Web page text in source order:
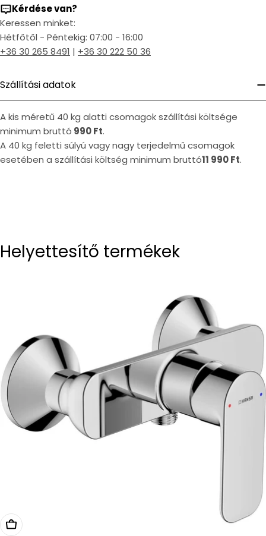
Kérdése van?
Keressen minket:
Hétfőtől - Péntekig: 07:00 - 16:00
+36 30 265 8491 | +36 30 222 50 36
Szállítási adatok
A kis méretű 40 kg alatti csomagok szállítási költsége
minimum bruttó 990 Ft.
A 40 kg feletti súlyú vagy nagy terjedelmű csomagok
esetében a szállítási költség minimum bruttó11 990 Ft.
Helyettesítő termékek
Kosárba